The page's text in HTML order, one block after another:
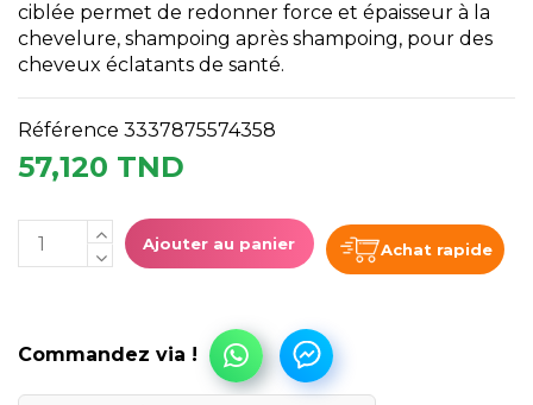
ciblée permet de redonner force et épaisseur à la
chevelure, shampoing après shampoing, pour des
cheveux éclatants de santé.
Référence 3337875574358
57,120 TND
Ajouter au panier Achat rapide